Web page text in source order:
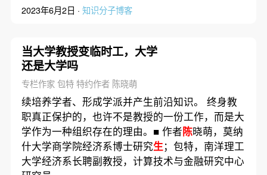
2023年6月2日 · 知识分子博客
当大学教授变临时工，大学
还是大学吗
专栏作家 包特 特约作者 陈晓萌
续培养学者、形成学派并产生前沿知识。 终身教
职真正保护的，也许不是教授的一份工作，而是大
学作为一种组织存在的理由。■ 作者陈晓萌，莫纳
什大学商学院经济系博士研究生；包特，南洋理工
大学经济系长聘副教授，计算技术与金融研究中心